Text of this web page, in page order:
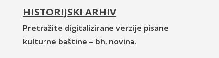
HISTORIJSKI ARHIV
Pretražite digitalizirane verzije pisane
kulturne baštine – bh. novina.